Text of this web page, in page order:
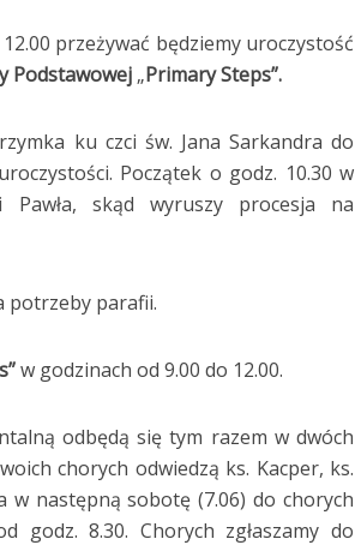
przeżywać będziemy uroczystość
Podstawowej „Primary Steps”.
ku czci św. Jana Sarkandra do
Początek o godz. 10.30 w
Pawła, skąd wyruszy procesja na
potrzeby parafii.
w godzinach od 9.00 do 12.00.
odbędą się tym razem w dwóch
chorych odwiedzą ks. Kacper, ks.
w następną sobotę (7.06) do chorych
godz. 8.30. Chorych zgłaszamy do